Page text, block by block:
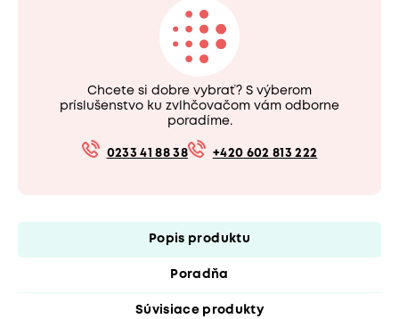
Chcete si dobre vybrať? S výberom
príslušenstvo ku zvlhčovačom vám odborne
poradíme.
0233 41 88 38 +420 602 813 222
Popis produktu
Poradňa
Súvisiace produkty